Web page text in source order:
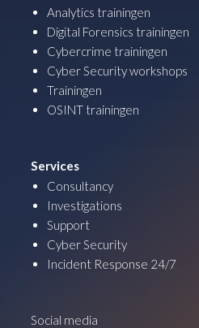
Analytics trainingen
Digital Forensics trainingen
Cybercrime trainingen
Cyber Security workshops
Trainingen
OSINT trainingen
Services
Consultancy
Investigations
Support
Cyber Security
Incident Response 24/7
Social media